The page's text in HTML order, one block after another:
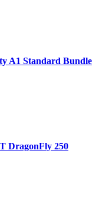
A1 Standard Bundle
DragonFly 250